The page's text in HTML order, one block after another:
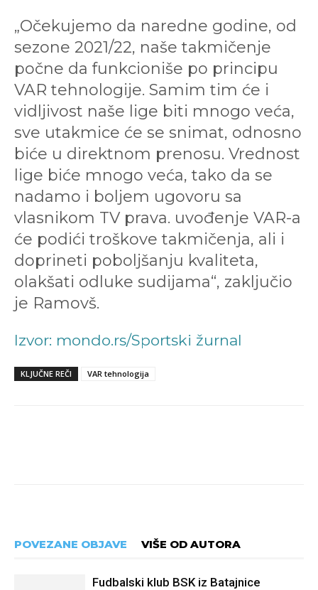
„Očekujemo da naredne godine, od
sezone 2021/22, naše takmičenje
počne da funkcioniše po principu
VAR tehnologije. Samim tim će i
vidljivost naše lige biti mnogo veća,
sve utakmice će se snimat, odnosno
biće u direktnom prenosu. Vrednost
lige biće mnogo veća, tako da se
nadamo i boljem ugovoru sa
vlasnikom TV prava. uvođenje VAR-a
će podići troškove takmičenja, ali i
doprineti poboljšanju kvaliteta,
olakšati odluke sudijama“, zaključio
je Ramovš.
Izvor: mondo.rs/Sportski žurnal
KLJUČNE REČI VAR tehnologija
POVEZANE OBJAVE VIŠE OD AUTORA
Fudbalski klub BSK iz Batajnice